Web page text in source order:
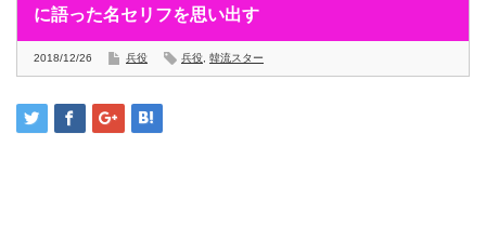
に語った名セリフを思い出す
2018/12/26 兵役 兵役 韓流スター